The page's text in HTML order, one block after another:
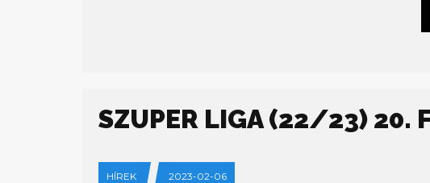
SZUPER LIGA (22/23) 20.
HÍREK 2023-02-06